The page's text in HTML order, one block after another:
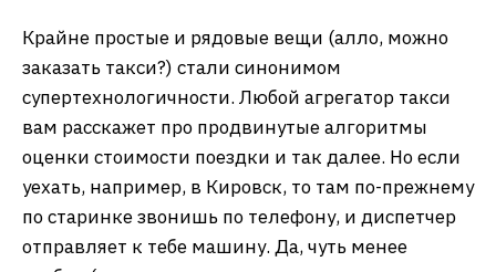
Крайне простые и рядовые вещи (алло, можно
заказать такси?) стали синонимом
супертехнологичности. Любой агрегатор такси
вам расскажет про продвинутые алгоритмы
оценки стоимости поездки и так далее. Но если
уехать, например, в Кировск, то там по-прежнему
по старинке звонишь по телефону, и диспетчер
отправляет к тебе машину. Да, чуть менее